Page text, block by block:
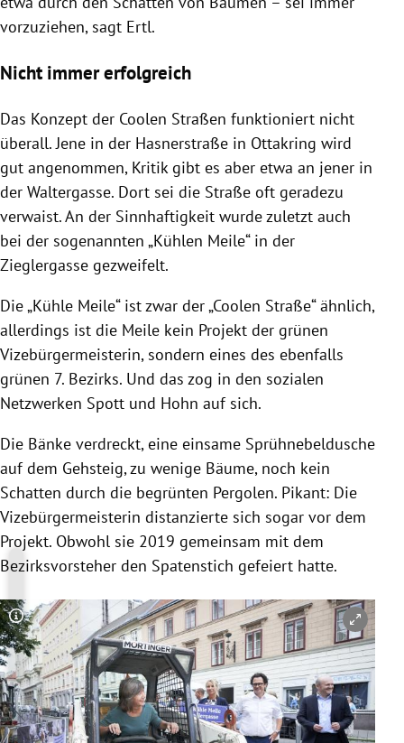
vorzuziehen, sagt Ertl.
Nicht immer erfolgreich
Das Konzept der Coolen Straßen funktioniert nicht
überall. Jene in der Hasnerstraße in Ottakring wird
gut angenommen, Kritik gibt es aber etwa an jener in
der Waltergasse. Dort sei die Straße oft geradezu
verwaist. An der Sinnhaftigkeit wurde zuletzt auch
bei der sogenannten „Kühlen Meile“ in der
Zieglergasse gezweifelt.
Die „Kühle Meile“ ist zwar der „Coolen Straße“ ähnlich,
allerdings ist die Meile kein Projekt der grünen
Vizebürgermeisterin, sondern eines des ebenfalls
grünen 7. Bezirks. Und das zog in den sozialen
Netzwerken Spott und Hohn auf sich.
Die Bänke verdreckt, eine einsame Sprühnebeldusche
auf dem Gehsteig, zu wenige Bäume, noch kein
Schatten durch die begrünten Pergolen. Pikant: Die
Vizebürgermeisterin distanzierte sich sogar vor dem
Projekt. Obwohl sie 2019 gemeinsam mit dem
Bezirksvorsteher den Spatenstich gefeiert hatte.
Copyright-Hinweis öffnen/schließen